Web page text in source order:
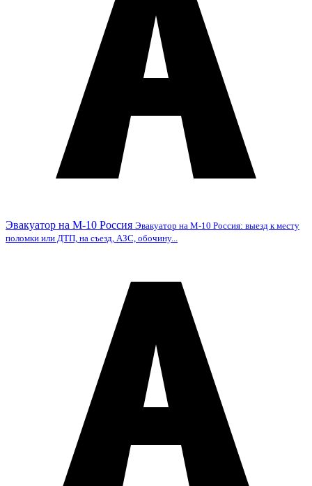
Эвакуатор на М-10 Россия Эвакуатор на М-10 Россия: выезд к месту
поломки или ДТП, на съезд, АЗС, обочину...